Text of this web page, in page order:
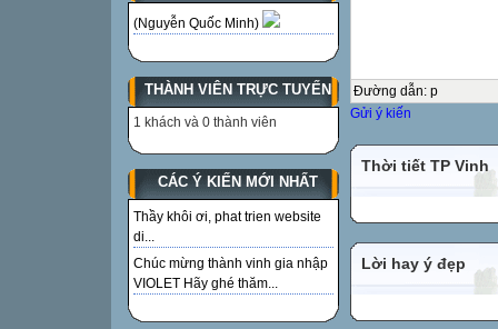
(Nguyễn Quốc Minh)
THÀNH VIÊN TRỰC TUYẾN
1 khách và 0 thành viên
CÁC Ý KIẾN MỚI NHẤT
Thầy khôi ơi, phat trien website
di...
Chúc mừng thành vinh gia nhập
VIOLET Hãy ghé thăm...
Đường dẫn: p
Gửi ý kiến
Thời tiết TP Vinh
Lời hay ý đẹp